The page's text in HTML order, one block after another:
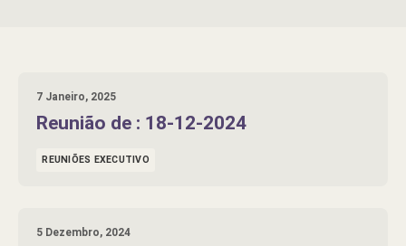
7 Janeiro, 2025
Reunião de : 18-12-2024
REUNIÕES EXECUTIVO
5 Dezembro, 2024